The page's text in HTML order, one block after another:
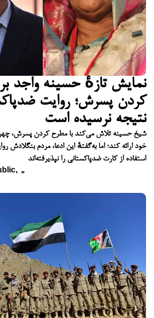
نمایش تازهٔ حسینه واجد
کردن پسرش؛ روایت
نتیجه نرسیده است
شیخ حسینه تلاش می‌کند با مطرح کردن پسرش،
خود ارائه کند؛ اما به‌گفتهٔ این ادعا، مردم بنگلادش
استفاده از کارت ضدپاکستانی را نپذیرفته‌اند
, ,,